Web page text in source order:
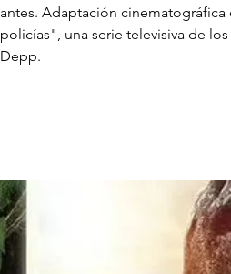
antes. Adaptación
policías", una serie televisiva de
Depp.